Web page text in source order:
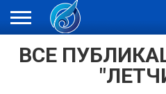
ЖАҢАЛЫҚТАР
НОВОСТИ
ВИДЕО
ФОТОРЕПОРТАЖИ
ОРКЕН
ВСЕ